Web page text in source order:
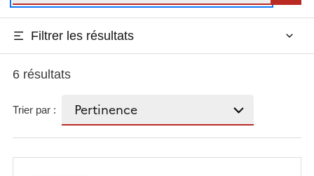
Filtrer les résultats
6 résultats
Trier par :